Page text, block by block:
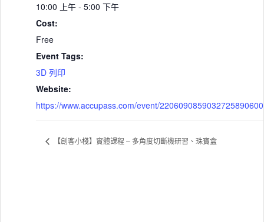
10:00 上午 - 5:00 下午
Cost:
Free
Event Tags:
3D 列印
Website:
https://www.accupass.com/event/2206090859032725890600
【創客小棧】實體課程 – 多角度切斷機研習、珠寶盒